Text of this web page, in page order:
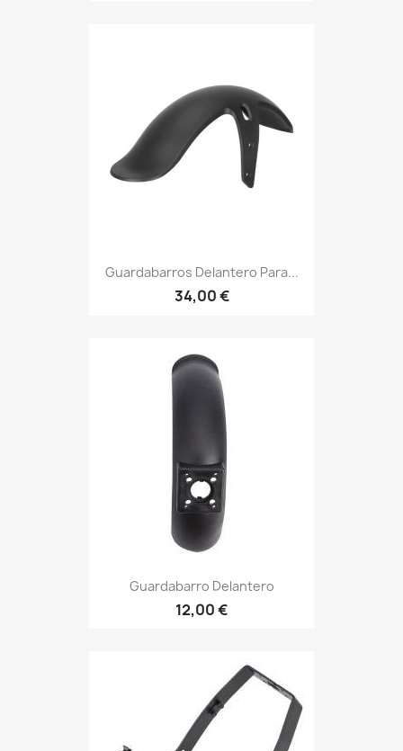
Guardabarros Delantero Para...
34,00 €
Guardabarro Delantero
12,00 €